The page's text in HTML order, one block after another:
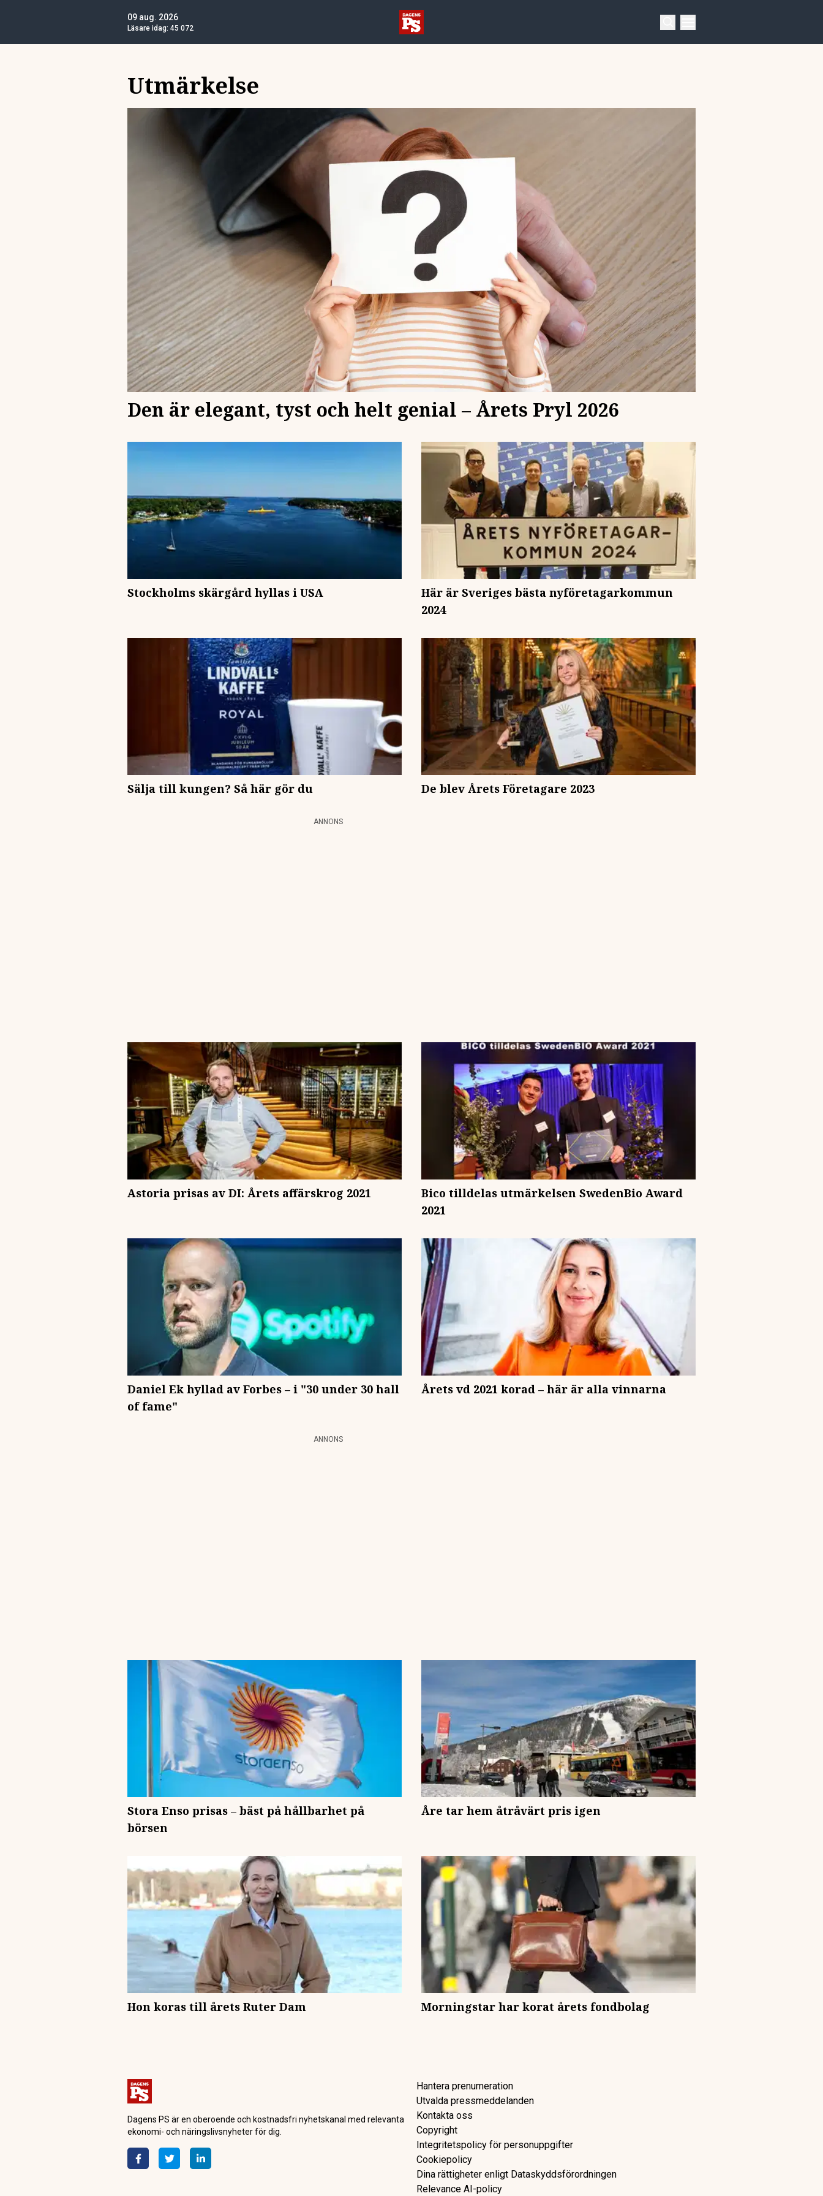
09 aug. 2026
Läsare idag: 45 072
Utmärkelse
Den är elegant, tyst och helt genial – Årets Pryl 2026
Stockholms skärgård hyllas i USA
Här är Sveriges bästa nyföretagarkommun
2024
Sälja till kungen? Så här gör du De blev Årets Företagare 2023
ANNONS
Astoria prisas av DI: Årets affärskrog 2021
Bico tilldelas utmärkelsen SwedenBio Award
2021
Daniel Ek hyllad av Forbes – i "30 under 30 hall
of fame"
Årets vd 2021 korad – här är alla vinnarna
ANNONS
Stora Enso prisas – bäst på hållbarhet på
börsen
Åre tar hem åtråvärt pris igen
Hon koras till årets Ruter Dam Morningstar har korat årets fondbolag
Dagens PS är en oberoende och kostnadsfri nyhetskanal med relevanta
ekonomi- och näringslivsnyheter för dig.
Hantera prenumeration
Utvalda pressmeddelanden
Kontakta oss
Copyright
Integritetspolicy för personuppgifter
Cookiepolicy
Dina rättigheter enligt Dataskyddsförordningen
Relevance AI-policy